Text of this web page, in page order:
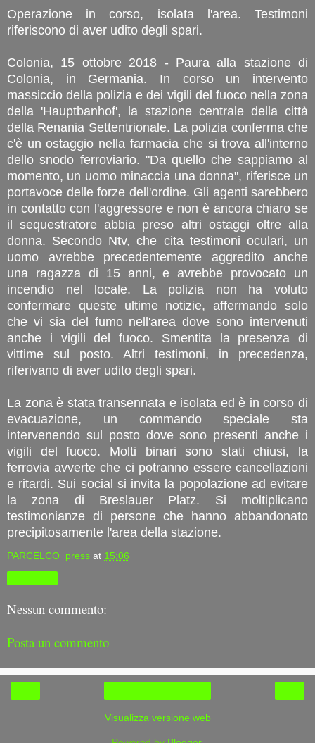
Operazione in corso, isolata l'area. Testimoni
riferiscono di aver udito degli spari.
Colonia, 15 ottobre 2018 - Paura alla stazione di
Colonia, in Germania. In corso un intervento
massiccio della polizia e dei vigili del fuoco nella zona
della 'Hauptbanhof', la stazione centrale della città
della Renania Settentrionale. La polizia conferma che
c'è un ostaggio nella farmacia che si trova all'interno
dello snodo ferroviario. "Da quello che sappiamo al
momento, un uomo minaccia una donna", riferisce un
portavoce delle forze dell'ordine. Gli agenti sarebbero
in contatto con l'aggressore e non è ancora chiaro se
il sequestratore abbia preso altri ostaggi oltre alla
donna. Secondo Ntv, che cita testimoni oculari, un
uomo avrebbe precedentemente aggredito anche
una ragazza di 15 anni, e avrebbe provocato un
incendio nel locale. La polizia non ha voluto
confermare queste ultime notizie, affermando solo
che vi sia del fumo nell'area dove sono intervenuti
anche i vigili del fuoco. Smentita la presenza di
vittime sul posto. Altri testimoni, in precedenza,
riferivano di aver udito degli spari.
La zona è stata transennata e isolata ed è in corso di
evacuazione, un commando speciale sta
intervenendo sul posto dove sono presenti anche i
vigili del fuoco. Molti binari sono stati chiusi, la
ferrovia avverte che ci potranno essere cancellazioni
e ritardi. Sui social si invita la popolazione ad evitare
la zona di Breslauer Platz. Si moltiplicano
testimonianze di persone che hanno abbandonato
precipitosamente l'area della stazione.
PARCELCO_press at 15:06
Nessun commento:
Posta un commento
Visualizza versione web